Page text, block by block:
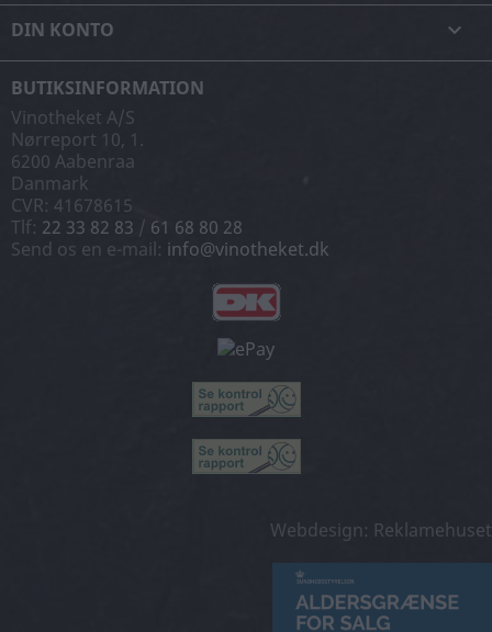
DIN KONTO 
BUTIKSINFORMATION
Vinotheket A/S
Nørreport 10, 1.
6200 Aabenraa
Danmark
CVR: 41678615
Tlf: 22 33 82 83 / 61 68 80 28
Send os en e-mail: info@vinotheket.dk
Webdesign: Reklamehuset